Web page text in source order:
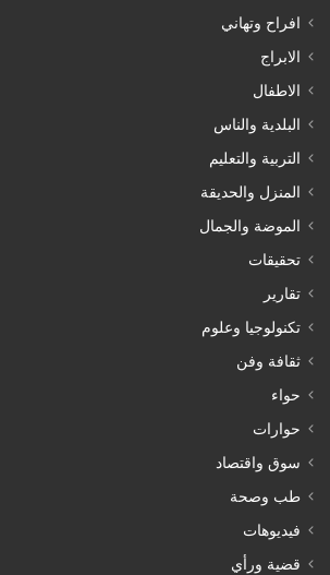
افراح وتهاني
الابراج
الاطفال
البلدية والناس
التربية والتعليم
المنزل والحديقة
الموضة والجمال
تحقيقات
تقارير
تكنولوجيا وعلوم
ثقافة وفن
حواء
حوارات
سوق واقتصاد
طب وصحة
فيديوهات
قضية ورأي